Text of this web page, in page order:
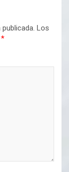
Los
*